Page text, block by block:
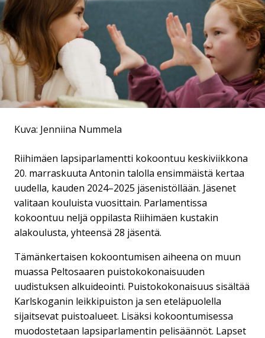
Kuva: Jenniina Nummela
Riihimäen lapsiparlamentti kokoontuu keskiviikkona
20. marraskuuta Antonin talolla ensimmäistä kertaa
uudella, kauden 2024–2025 jäsenistöllään. Jäsenet
valitaan kouluista vuosittain. Parlamentissa
kokoontuu neljä oppilasta Riihimäen kustakin
alakoulusta, yhteensä 28 jäsentä.
Tämänkertaisen kokoontumisen aiheena on muun
muassa Peltosaaren puistokokonaisuuden
uudistuksen alkuideointi. Puistokokonaisuus sisältää
Karlskoganin leikkipuiston ja sen eteläpuolella
sijaitsevat puistoalueet. Lisäksi kokoontumisessa
muodostetaan lapsiparlamentin pelisäännöt. Lapset